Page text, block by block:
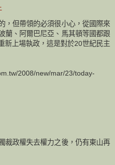
，但帶領的必須很小心，從國際來
蘭、阿爾巴尼亞、馬其頓等國都跟
新上場執政，這是對於20世紀民主
2008/new/mar/23/today-
裁政權失去權力之後，仍有東山再